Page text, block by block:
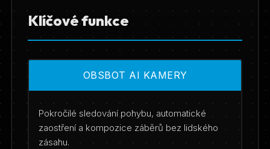
Klíčové funkce
OBSBOT AI KAMERY
Pokročilé sledování pohybu, automatické
zaostření a kompozice záběrů bez lidského
zásahu.